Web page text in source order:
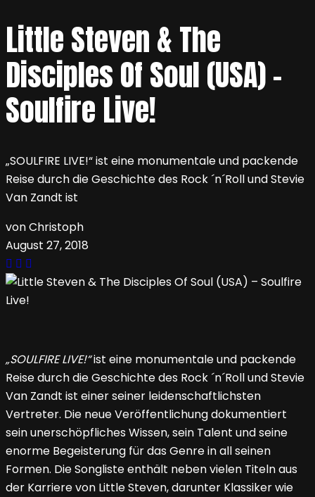
Little Steven & The
Disciples Of Soul (USA) –
Soulfire Live!
„SOULFIRE LIVE!“ ist eine monumentale und packende
Reise durch die Geschichte des Rock ´n´Roll und Stevie
Van Zandt ist
von Christoph
August 27, 2018
„SOULFIRE LIVE!“ist eine monumentale und packende
Reise durch die Geschichte des Rock ´n´Roll und Stevie
Van Zandt ist einer seiner leidenschaftlichsten
Vertreter. Die neue Veröffentlichung dokumentiert
sein unerschöpfliches Wissen, sein Talent und seine
enorme Begeisterung für das Genre in all seinen
Formen. Die Songliste enthält neben vielen Titeln aus
der Karriere von Little Steven, darunter Klassiker wie